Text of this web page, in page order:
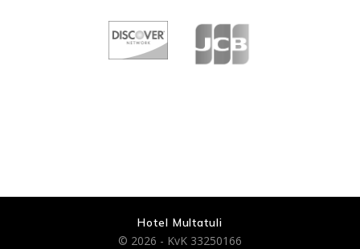
Hotel Multatuli
© 2026 - KvK 33250166